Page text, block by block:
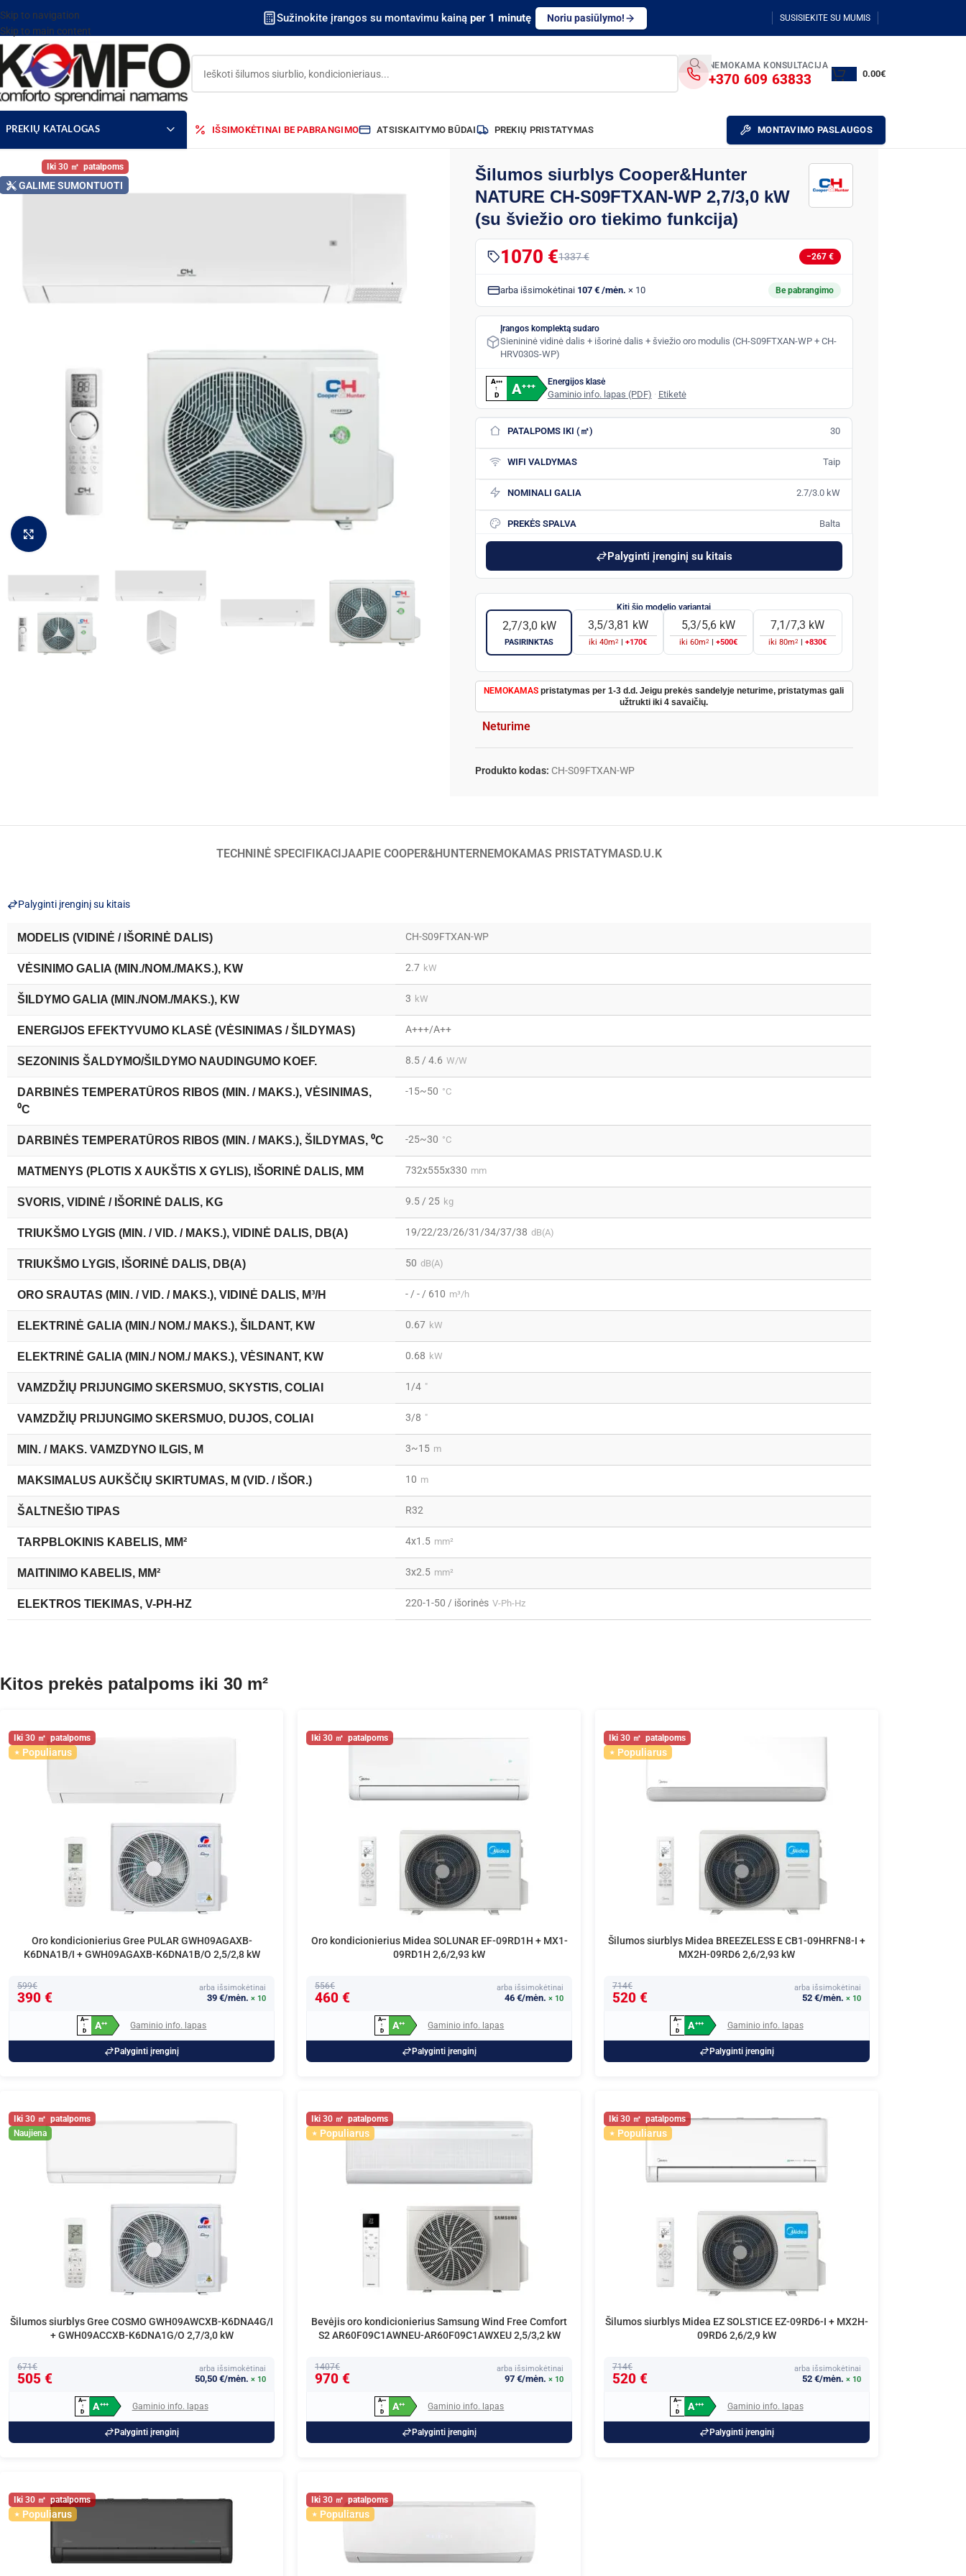
Skip to navigation
Skip to main content
Sužinokite įrangos su montavimu kainą per 1 minutę Noriu pasiūlymo! SUSISIEKITE SU MUMIS
NEMOKAMA KONSULTACIJA
+370 609 63833 0.00€
PREKIŲ KATALOGAS IŠSIMOKĖTINAI BE PABRANGIMO ATSISKAITYMO BŪDAI PREKIŲ PRISTATYMAS MONTAVIMO PASLAUGOS
30
GALIME SUMONTUOTI
Šilumos siurblys Cooper&Hunter
NATURE CH-S09FTXAN-WP 2,7/3,0 kW
(su šviežio oro tiekimo funkcija)
1070 €1337 € −267 €
arba išsimokėtinai 107 € /mėn. × 10 Be pabrangimo
Įrangos komplektą sudaro
Sienininė vidinė dalis + išorinė dalis + šviežio oro modulis (CH-S09FTXAN-WP + CH-
HRV030S-WP)
A+++
↑
D A+++ Energijos klasė
Gaminio info. lapas (PDF) · Etiketė
PATALPOMS IKI (㎡) 30
WIFI VALDYMAS Taip
NOMINALI GALIA 2.7/3.0 kW
PREKĖS SPALVA Balta
Palyginti įrenginį su kitais
2,7/3,0 kW
PASIRINKTAS
3,5/3,81 kW
iki40m2 +170€
5,3/5,6 kW
iki60m2 +500€
7,1/7,3 kW
iki80m2 +830€
NEMOKAMAS pristatymas per 1-3 d.d. Jeigu prekės sandelyje neturime, pristatymas gali
užtrukti iki 4 savaičių.
Neturime
Produkto kodas: CH-S09FTXAN-WP
TECHNINĖ SPECIFIKACIJAAPIE COOPER&HUNTERNEMOKAMAS PRISTATYMAS D.U.K
Palyginti įrenginį su kitais
MODELIS (VIDINĖ / IŠORINĖ DALIS) CH-S09FTXAN-WP
VĖSINIMO GALIA (MIN./NOM./MAKS.), KW 2.7 kW
ŠILDYMO GALIA (MIN./NOM./MAKS.), KW 3 kW
ENERGIJOS EFEKTYVUMO KLASĖ (VĖSINIMAS / ŠILDYMAS) A+++/A++
SEZONINIS ŠALDYMO/ŠILDYMO NAUDINGUMO KOEF. 8.5 / 4.6 W/W
DARBINĖS TEMPERATŪROS RIBOS (MIN. / MAKS.), VĖSINIMAS,
⁰C
-15~50 °C
DARBINĖS TEMPERATŪROS RIBOS (MIN. / MAKS.), ŠILDYMAS, ⁰C -25~30 °C
MATMENYS (PLOTIS X AUKŠTIS X GYLIS), IŠORINĖ DALIS, MM 732x555x330 mm
SVORIS, VIDINĖ / IŠORINĖ DALIS, KG 9.5 / 25 kg
TRIUKŠMO LYGIS (MIN. / VID. / MAKS.), VIDINĖ DALIS, DB(A) 19/22/23/26/31/34/37/38 dB(A)
TRIUKŠMO LYGIS, IŠORINĖ DALIS, DB(A) 50 dB(A)
ORO SRAUTAS (MIN. / VID. / MAKS.), VIDINĖ DALIS, M³/H - / - / 610 m³/h
ELEKTRINĖ GALIA (MIN./ NOM./ MAKS.), ŠILDANT, KW 0.67 kW
ELEKTRINĖ GALIA (MIN./ NOM./ MAKS.), VĖSINANT, KW 0.68 kW
VAMZDŽIŲ PRIJUNGIMO SKERSMUO, SKYSTIS, COLIAI 1/4 "
VAMZDŽIŲ PRIJUNGIMO SKERSMUO, DUJOS, COLIAI 3/8 "
MIN. / MAKS. VAMZDYNO ILGIS, M 3~15 m
MAKSIMALUS AUKŠČIŲ SKIRTUMAS, M (VID. / IŠOR.) 10 m
ŠALTNEŠIO TIPAS R32
TARPBLOKINIS KABELIS, MM² 4x1.5 mm²
MAITINIMO KABELIS, MM² 3x2.5 mm²
ELEKTROS TIEKIMAS, V-PH-HZ 220-1-50 / išorinės V-Ph-Hz
Kitos prekės patalpoms iki 30 m²
30
Populiarus
Oro kondicionierius Gree PULAR GWH09AGAXB-
K6DNA1B/I + GWH09AGAXB-K6DNA1B/O 2,5/2,8 kW
599€
390 €
arba išsimokėtinai
39 €/mėn. × 10
A+++
↑
D
A++ Gaminio info. lapas
Palyginti įrenginį
30
Oro kondicionierius Midea SOLUNAR EF-09RD1H + MX1-
09RD1H 2,6/2,93 kW
556€
460 €
arba išsimokėtinai
46 €/mėn. × 10
A+++
↑
D
A++ Gaminio info. lapas
Palyginti įrenginį
30
Populiarus
Šilumos siurblys Midea BREEZELESS E CB1-09HRFN8-I +
MX2H-09RD6 2,6/2,93 kW
714€
520 €
arba išsimokėtinai
52 €/mėn. × 10
A+++
↑
D
A+++ Gaminio info. lapas
Palyginti įrenginį
30
Naujiena
Šilumos siurblys Gree COSMO GWH09AWCXB-K6DNA4G/I
+ GWH09ACCXB-K6DNA1G/O 2,7/3,0 kW
671€
505 €
arba išsimokėtinai
50,50 €/mėn. × 10
A+++
↑
D
A+++ Gaminio info. lapas
Palyginti įrenginį
30
Populiarus
Bevėjis oro kondicionierius Samsung Wind Free Comfort
S2 AR60F09C1AWNEU-AR60F09C1AWXEU 2,5/3,2 kW
1407€
970 €
arba išsimokėtinai
97 €/mėn. × 10
A+++
↑
D
A++ Gaminio info. lapas
Palyginti įrenginį
30
Populiarus
Šilumos siurblys Midea EZ SOLSTICE EZ-09RD6-I + MX2H-
09RD6 2,6/2,9 kW
714€
520 €
arba išsimokėtinai
52 €/mėn. × 10
A+++
↑
D
A+++ Gaminio info. lapas
Palyginti įrenginį
30
Populiarus
30
Populiarus